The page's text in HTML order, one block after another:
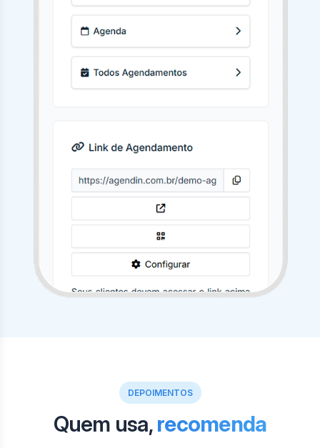
DEPOIMENTOS
Quem usa,recomenda